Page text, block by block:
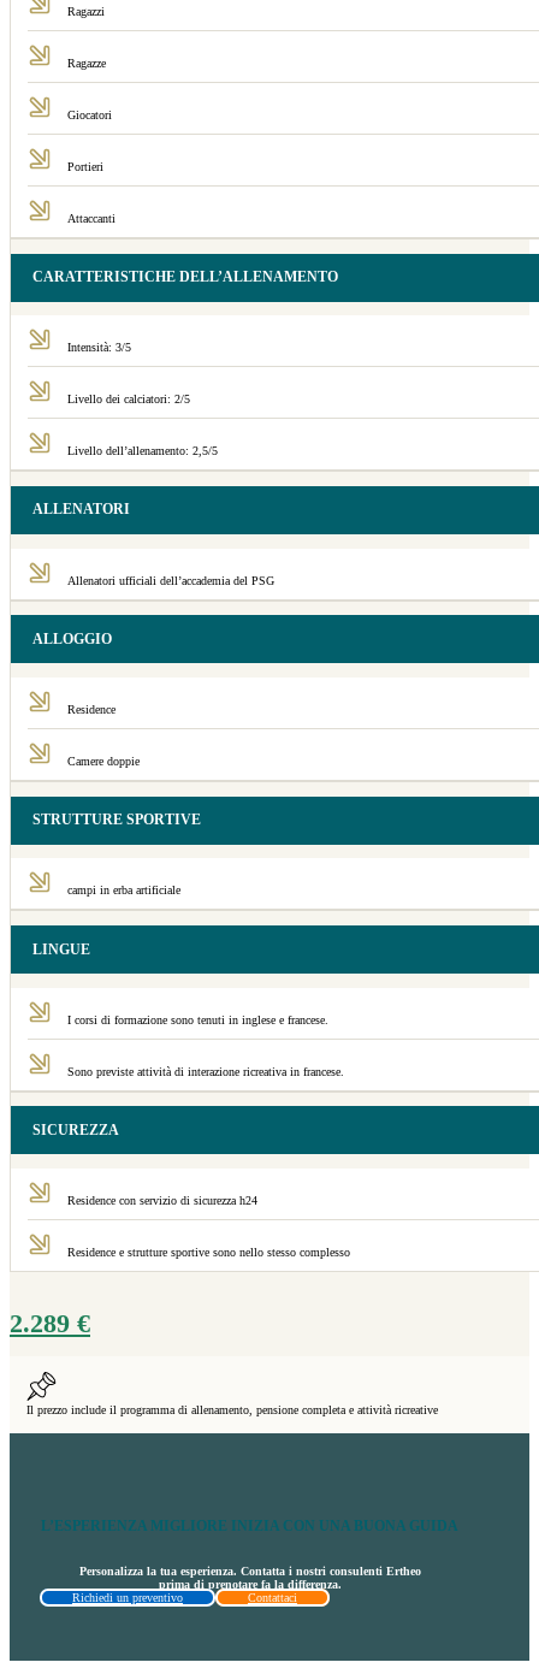
Ragazzi
Ragazze
Giocatori
Portieri
Attaccanti
CARATTERISTICHE DELL’ALLENAMENTO
Intensità: 3/5
Livello dei calciatori: 2/5
Livello dell’allenamento: 2,5/5
ALLENATORI
Allenatori ufficiali dell’accademia del PSG
ALLOGGIO
Residence
Camere doppie
STRUTTURE SPORTIVE
campi in erba artificiale
LINGUE
I corsi di formazione sono tenuti in inglese e francese.
Sono previste attività di interazione ricreativa in francese.
SICUREZZA
Residence con servizio di sicurezza h24
Residence e strutture sportive sono nello stesso complesso
2.289 €
Il prezzo include il programma di allenamento, pensione completa e attività ricreative
L’ESPERIENZA MIGLIORE INIZIA CON UNA BUONA GUIDA
Personalizza la tua esperienza. Contatta i nostri consulenti Ertheo
prima di prenotare fa la differenza.
Richiedi un preventivo
Contattaci